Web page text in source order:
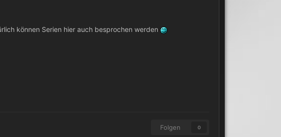
können Serien hier auch besprochen werden
Folgen 0